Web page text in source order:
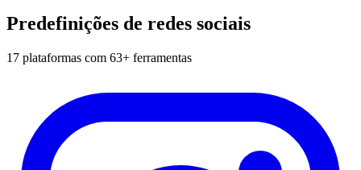
Predefinições de redes sociais
17 plataformas com 63+ ferramentas